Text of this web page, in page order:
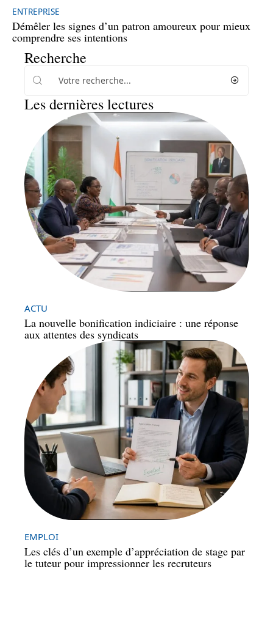
ENTREPRISE
Démêler les signes d’un patron amoureux pour mieux
comprendre ses intentions
Recherche
Les dernières lectures
ACTU
La nouvelle bonification indiciaire : une réponse
aux attentes des syndicats
EMPLOI
Les clés d’un exemple d’appréciation de stage par
le tuteur pour impressionner les recruteurs